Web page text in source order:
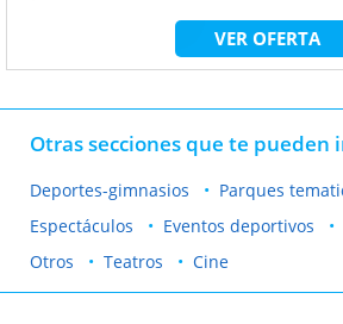
VER OFERTA
Otras secciones que te pueden
Deportes-gimnasios
Parques
Espectáculos
Eventos deportivos
Otros
Teatros Cine